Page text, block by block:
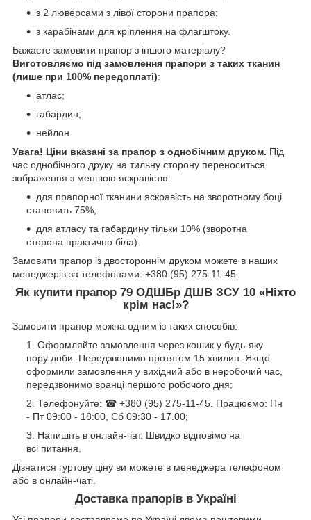
з 2 люверсами з лівої сторони прапора;
з карабінами для кріплення на флагштоку.
Бажаєте замовити прапор з іншого матеріалу?
Виготовляємо під замовлення прапори з таких тканин
(лише при 100% передоплаті):
атлас;
габардин;
нейлон.
Увага! Ціни вказані за прапор з однобічним друком. Під
час однобічного друку на тильну сторону переноситься
зображення з меншою яскравістю:
для прапорної тканини яскравість на зворотному боці
становить 75%;
для атласу та габардину тільки 10% (зворотна
сторона практично біла).
Замовити прапор із двостороннім друком можете в наших
менеджерів за телефонами: +380 (95) 275-11-45.
Як купити прапор 79 ОДШБр ДШВ ЗСУ 10 «Ніхто
крім нас!»?
Замовити прапор можна одним із таких способів:
Оформляйте замовлення через кошик у будь-яку
пору доби. Передзвонимо протягом 15 хвилин. Якщо
оформили замовлення у вихідний або в неробочий час,
передзвонимо вранці першого робочого дня;
Телефонуйте: ☎ +380 (95) 275-11-45. Працюємо: Пн
- Пт 09:00 - 18:00, Сб 09:30 - 17.00;
Напишіть в онлайн-чат. Швидко відповімо на
всі питання.
Дізнатися гуртову ціну ви можете в менеджера телефоном
або в онлайн-чаті.
Доставка прапорів в Україні